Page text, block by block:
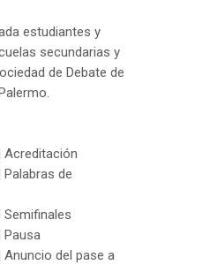
estudiantes y
secundarias y
de Debate de
Acreditación
Palabras de
Semifinales
Pausa
Anuncio del pase a